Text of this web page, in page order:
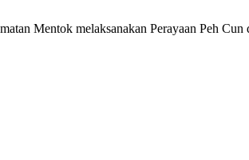
Mentok melaksanakan Perayaan Peh